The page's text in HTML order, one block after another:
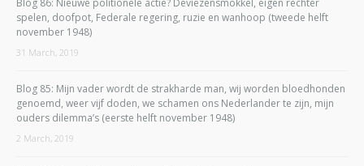
spelen, doofpot, Federale regering, ruzie en wanhoop (tweede helft
november 1948)
31 March, 2019
Blog 85: Mijn vader wordt de strakharde man, wij worden bloedhonden
genoemd, weer vijf doden, we schamen ons Nederlander te zijn, mijn
ouders dilemma’s (eerste helft november 1948)
2 March, 2019